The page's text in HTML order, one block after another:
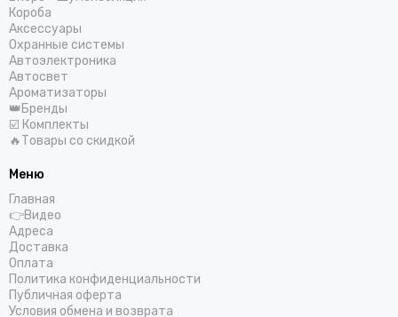
Incar
Infinity
Intego
JBL
JL Audio
JVC
КЗАТЭ
Kicx
Kingz Audio
Light Audio
Madbit
Magnum
MD.Lab
Mio
Короба
Аксессуары
Охранные системы
Автоэлектроника
Автосвет
Ароматизаторы
👑Бренды
☑️ Комплекты
🔥Товары со скидкой
Меню
Главная
👉Видео
Адреса
Доставка
Оплата
Политика конфиденциальности
Публичная оферта
Условия обмена и возврата